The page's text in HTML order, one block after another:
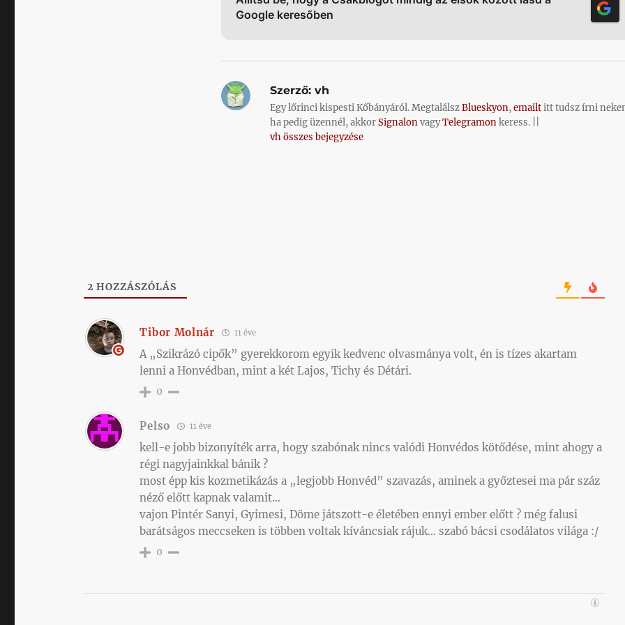
Google keresőben
Szerző:vh
Egy lőrinci kispesti Kőbányáról. MegtalálszBlueskyon,emailtitt tudsz írni
ha pedig üzennél, akkorSignalonvagyTelegramonkeress. ||
vh összes bejegyzése
2 HOZZÁSZÓLÁS
Tibor Molnár 11 éve
A „Szikrázó cipők” gyerekkorom egyik kedvenc olvasmánya volt, én is tízes akartam
lenni a Honvédban, mint a két Lajos, Tichy és Détári.
0
Pelso 11 éve
kell-e jobb bizonyíték arra, hogy szabónak nincs valódi Honvédos kötődése, mint ahogy a
régi nagyjainkkal bánik ?
most épp kis kozmetikázás a „legjobb Honvéd” szavazás, aminek a győztesei ma pár száz
néző előtt kapnak valamit…
vajon Pintér Sanyi, Gyimesi, Döme játszott-e életében ennyi ember előtt ? még falusi
barátságos meccseken is többen voltak kíváncsiak rájuk… szabó bácsi csodálatos világa :/
0